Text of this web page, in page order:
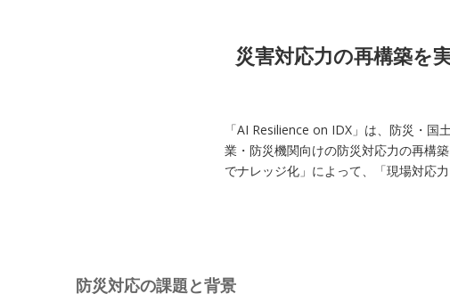
災害対応力の再構築を
「AI Resilience on IDX」は、防災・
業・防災機関向けの防災対応力の再構
でナレッジ化」によって、「現場対応
防災対応の課題と背景